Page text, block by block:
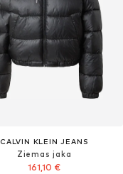
CALVIN KLEIN JEANS
Ziemas jaka
161,10 €